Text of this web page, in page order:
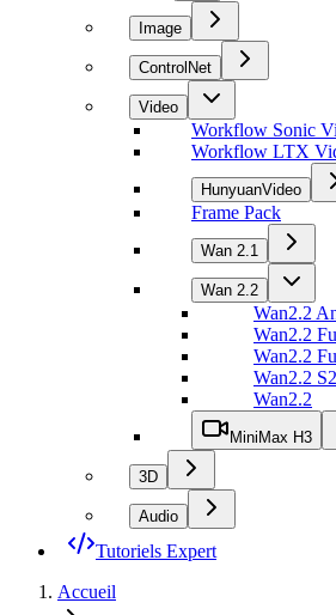
Image
ControlNet
Video
Workflow Sonic
Workflow LTX
HunyuanVideo
Frame Pack
Wan 2.1
Wan 2.2
Wan2.2
Wan2.2
Wan2.2
Wan2.2
Wan2.2
MiniMax H3
3D
Audio
Tutoriels Expert
Accueil